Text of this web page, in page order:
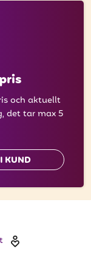
och aktuellt
det tar max 5
KUND